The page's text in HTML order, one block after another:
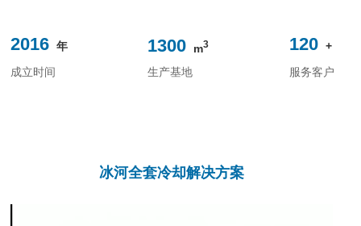
2016 年
成立时间
1300 m3
生产基地
120 +
服务客户
冰河全套冷却解决方案